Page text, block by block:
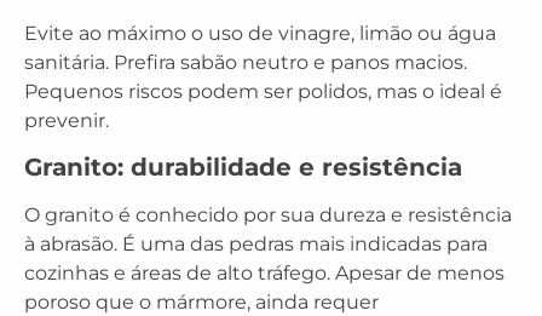
Evite ao máximo o uso de vinagre, limão ou água
sanitária. Prefira sabão neutro e panos macios.
Pequenos riscos podem ser polidos, mas o ideal é
prevenir.
Granito: durabilidade e resistência
O granito é conhecido por sua dureza e resistência
à abrasão. É uma das pedras mais indicadas para
cozinhas e áreas de alto tráfego. Apesar de menos
poroso que o mármore, ainda requer